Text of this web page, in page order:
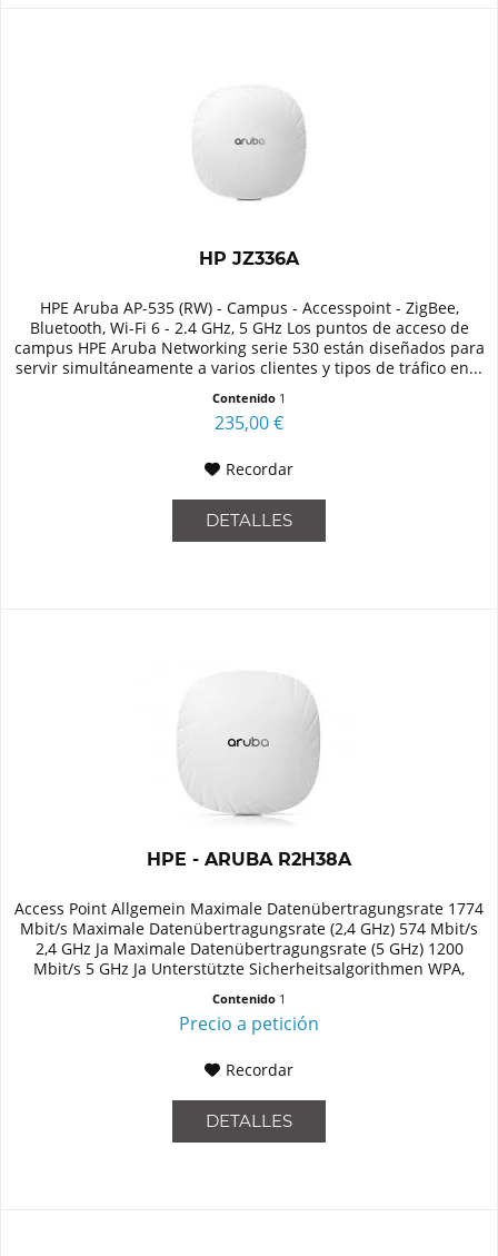
HP JZ336A
HPE Aruba AP-535 (RW) - Campus - Accesspoint - ZigBee,
Bluetooth, Wi-Fi 6 - 2.4 GHz, 5 GHz Los puntos de acceso de
campus HPE Aruba Networking serie 530 están diseñados para
servir simultáneamente a varios clientes y tipos de tráfico en...
Contenido 1
235,00 €
Recordar
DETALLES
HPE - ARUBA R2H38A
Access Point Allgemein Maximale Datenübertragungsrate 1774
Mbit/s Maximale Datenübertragungsrate (2,4 GHz) 574 Mbit/s
2,4 GHz Ja Maximale Datenübertragungsrate (5 GHz) 1200
Mbit/s 5 GHz Ja Unterstützte Sicherheitsalgorithmen WPA,
Contenido 1
Precio a petición
Recordar
DETALLES